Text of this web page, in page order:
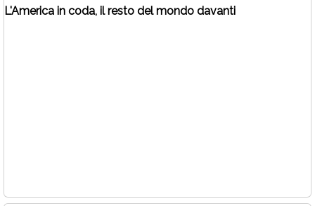
L'America in coda, il resto del mondo davanti